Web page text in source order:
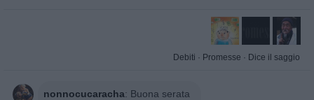
Debiti · Promesse · Dice il saggio
nonnocucaracha: Buona serata